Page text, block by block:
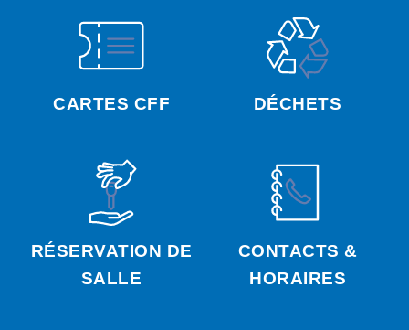
CARTES CFF DÉCHETS
RÉSERVATION DE
SALLE
CONTACTS &
HORAIRES